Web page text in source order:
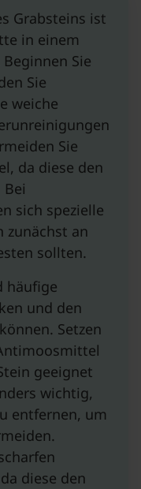
Grabsteins ist
in einem
Sie
Sie
weiche
Sie
da diese den
sich spezielle
zunächst an
sollten.
häufige
und den
Setzen
geeignet
wichtig,
entfernen, um
diese den